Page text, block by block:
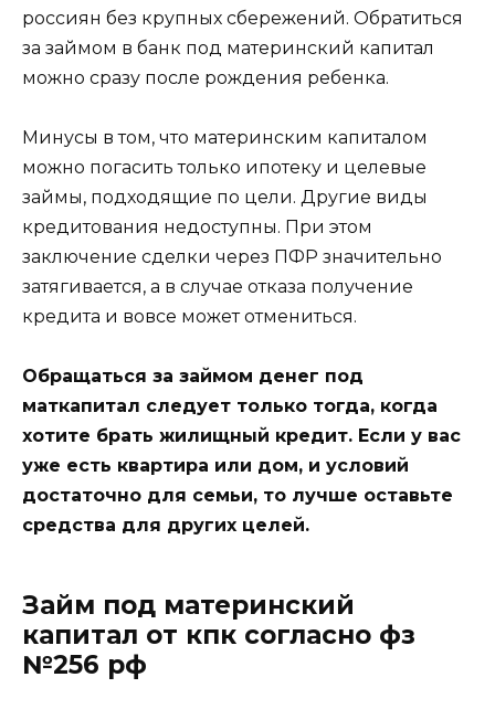
россиян без крупных сбережений. Обратиться
за займом в банк под материнский капитал
можно сразу после рождения ребенка.
Минусы в том, что материнским капиталом
можно погасить только ипотеку и целевые
займы, подходящие по цели. Другие виды
кредитования недоступны. При этом
заключение сделки через ПФР значительно
затягивается, а в случае отказа получение
кредита и вовсе может отмениться.
Обращаться за займом денег под
маткапитал следует только тогда, когда
хотите брать жилищный кредит. Если у вас
уже есть квартира или дом, и условий
достаточно для семьи, то лучше оставьте
средства для других целей.
Займ под материнский
капитал от кпк согласно фз
№256 рф